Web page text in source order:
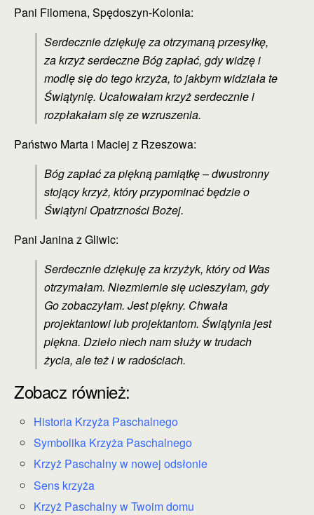
Pani Filomena, Spędoszyn-Kolonia:
Serdecznie dziękuję za otrzymaną przesyłkę,
za krzyż serdeczne Bóg zapłać, gdy widzę i
modlę się do tego krzyża, to jakbym widziała te
Świątynię. Ucałowałam krzyż serdecznie i
rozpłakałam się ze wzruszenia.
Państwo Marta i Maciej z Rzeszowa:
Bóg zapłać za piękną pamiątkę – dwustronny
stojący krzyż, który przypominać będzie o
Świątyni Opatrzności Bożej.
Pani Janina z Gliwic:
Serdecznie dziękuję za krzyżyk, który od Was
otrzymałam. Niezmiernie się ucieszyłam, gdy
Go zobaczyłam. Jest piękny. Chwała
projektantowi lub projektantom. Świątynia jest
piękna. Dzieło niech nam służy w trudach
życia, ale też i w radościach.
Zobacz również:
Historia Krzyża Paschalnego
Symbolika Krzyża Paschalnego
Krzyż Paschalny w nowej odsłonie
Sens krzyża
Krzyż Paschalny w Twoim domu